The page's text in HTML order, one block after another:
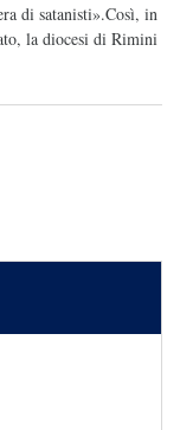
di satanisti».Così, in
la diocesi di Rimini